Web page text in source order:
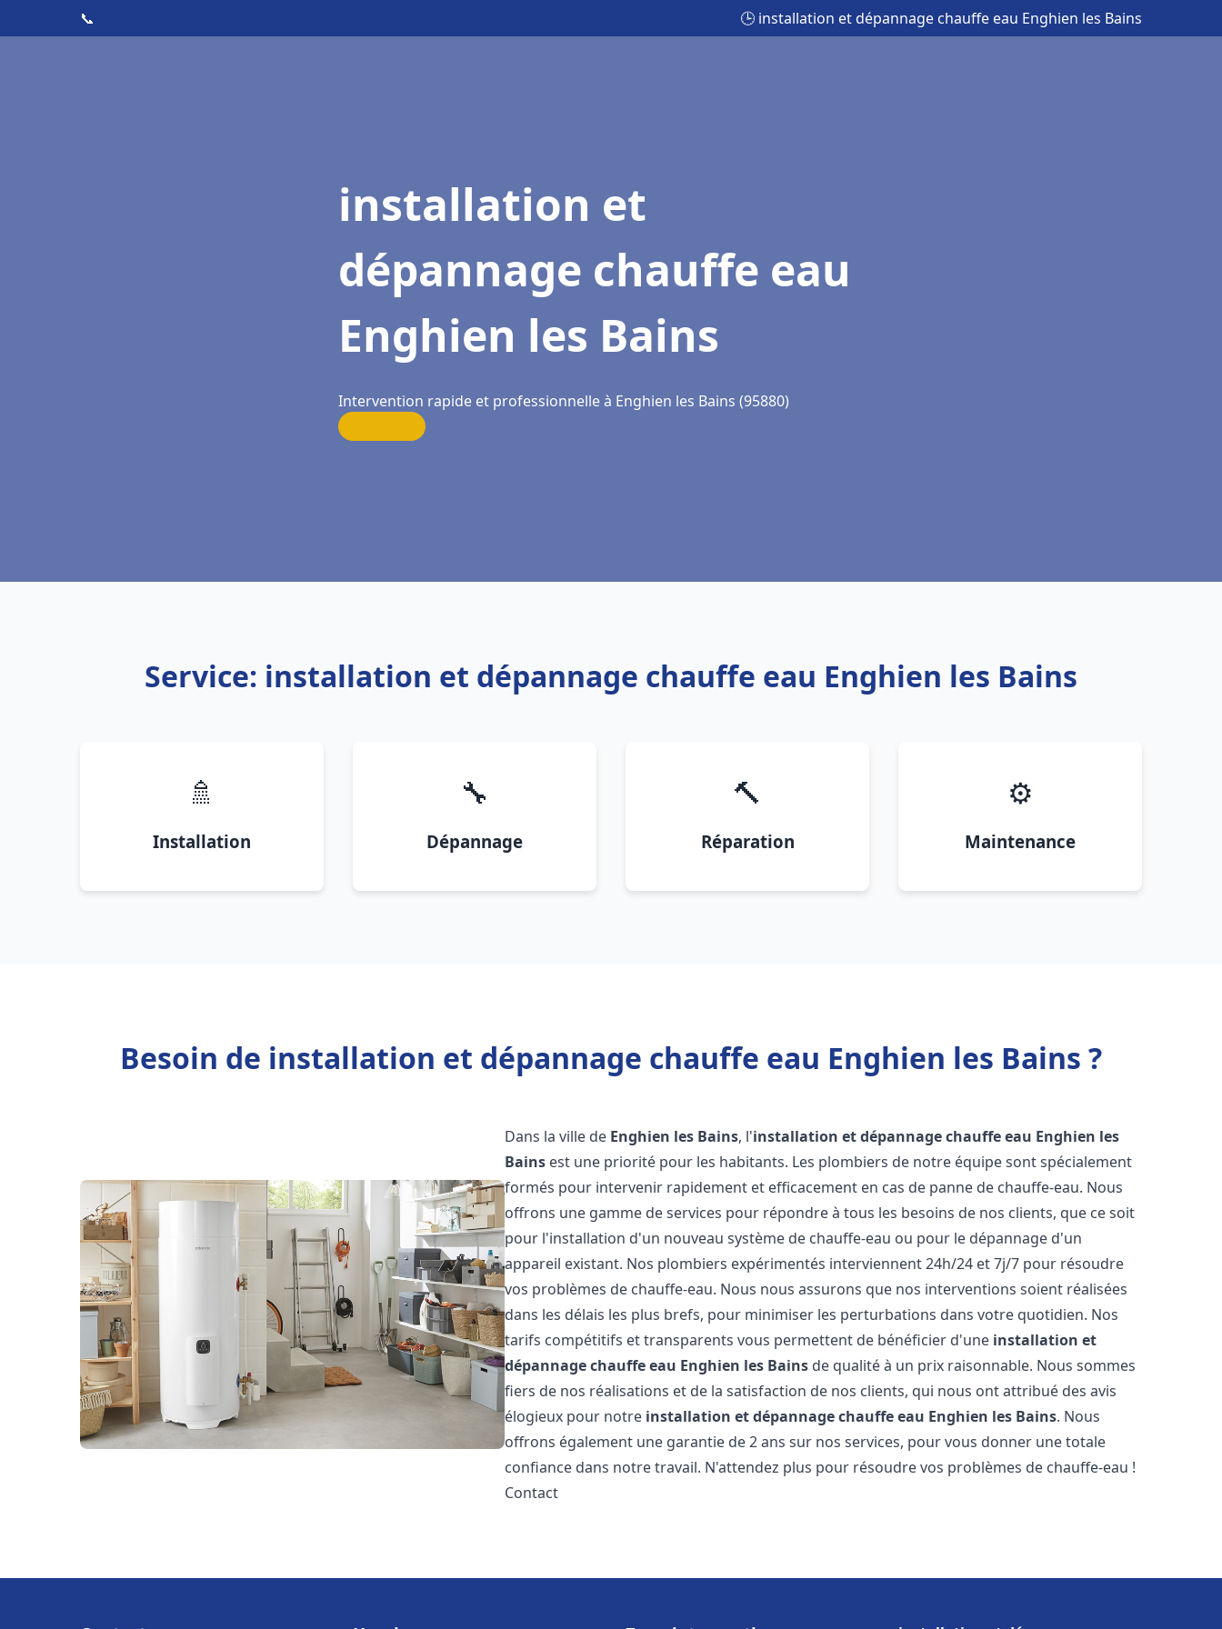
📞 🕒 installation et dépannage chauffe eau Enghien les Bains
installation et
dépannage chauffe eau
Enghien les Bains
Intervention rapide et professionnelle à Enghien les Bains (95880)
Service: installation et dépannage chauffe eau Enghien les Bains
🚿
Installation
🔧
Dépannage
🔨
Réparation
⚙️
Maintenance
Besoin de installation et dépannage chauffe eau Enghien les Bains ?
Dans la ville de Enghien les Bains, l'installation et dépannage chauffe eau Enghien les
Bains est une priorité pour les habitants. Les plombiers de notre équipe sont spécialement
formés pour intervenir rapidement et efficacement en cas de panne de chauffe-eau. Nous
offrons une gamme de services pour répondre à tous les besoins de nos clients, que ce soit
pour l'installation d'un nouveau système de chauffe-eau ou pour le dépannage d'un
appareil existant. Nos plombiers expérimentés interviennent 24h/24 et 7j/7 pour résoudre
vos problèmes de chauffe-eau. Nous nous assurons que nos interventions soient réalisées
dans les délais les plus brefs, pour minimiser les perturbations dans votre quotidien. Nos
tarifs compétitifs et transparents vous permettent de bénéficier d'une installation et
dépannage chauffe eau Enghien les Bains de qualité à un prix raisonnable. Nous sommes
fiers de nos réalisations et de la satisfaction de nos clients, qui nous ont attribué des avis
élogieux pour notre installation et dépannage chauffe eau Enghien les Bains. Nous
offrons également une garantie de 2 ans sur nos services, pour vous donner une totale
confiance dans notre travail. N'attendez plus pour résoudre vos problèmes de chauffe-eau !
Contact